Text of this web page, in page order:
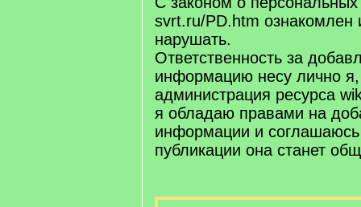
svrt.ru/PD.htm ознакомлен
нарушать.
Ответственность за
информацию несу лично
администрация ресурса
я обладаю правами на
информации и
публикации она станет